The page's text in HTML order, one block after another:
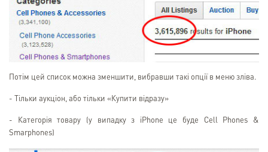
Потім цей список можна зменшити, вибравши такі опції в меню зліва.
- Тільки аукціон, або тільки «Купити відразу»
- Категорія товару (у випадку з iPhone це буде Cell Phones &
Smarphones)